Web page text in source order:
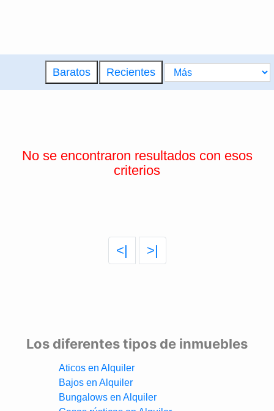
Baratos Recientes
No se encontraron resultados con esos
criterios
<| >|
Los diferentes tipos de inmuebles
Aticos en Alquiler
Bajos en Alquiler
Bungalows en Alquiler